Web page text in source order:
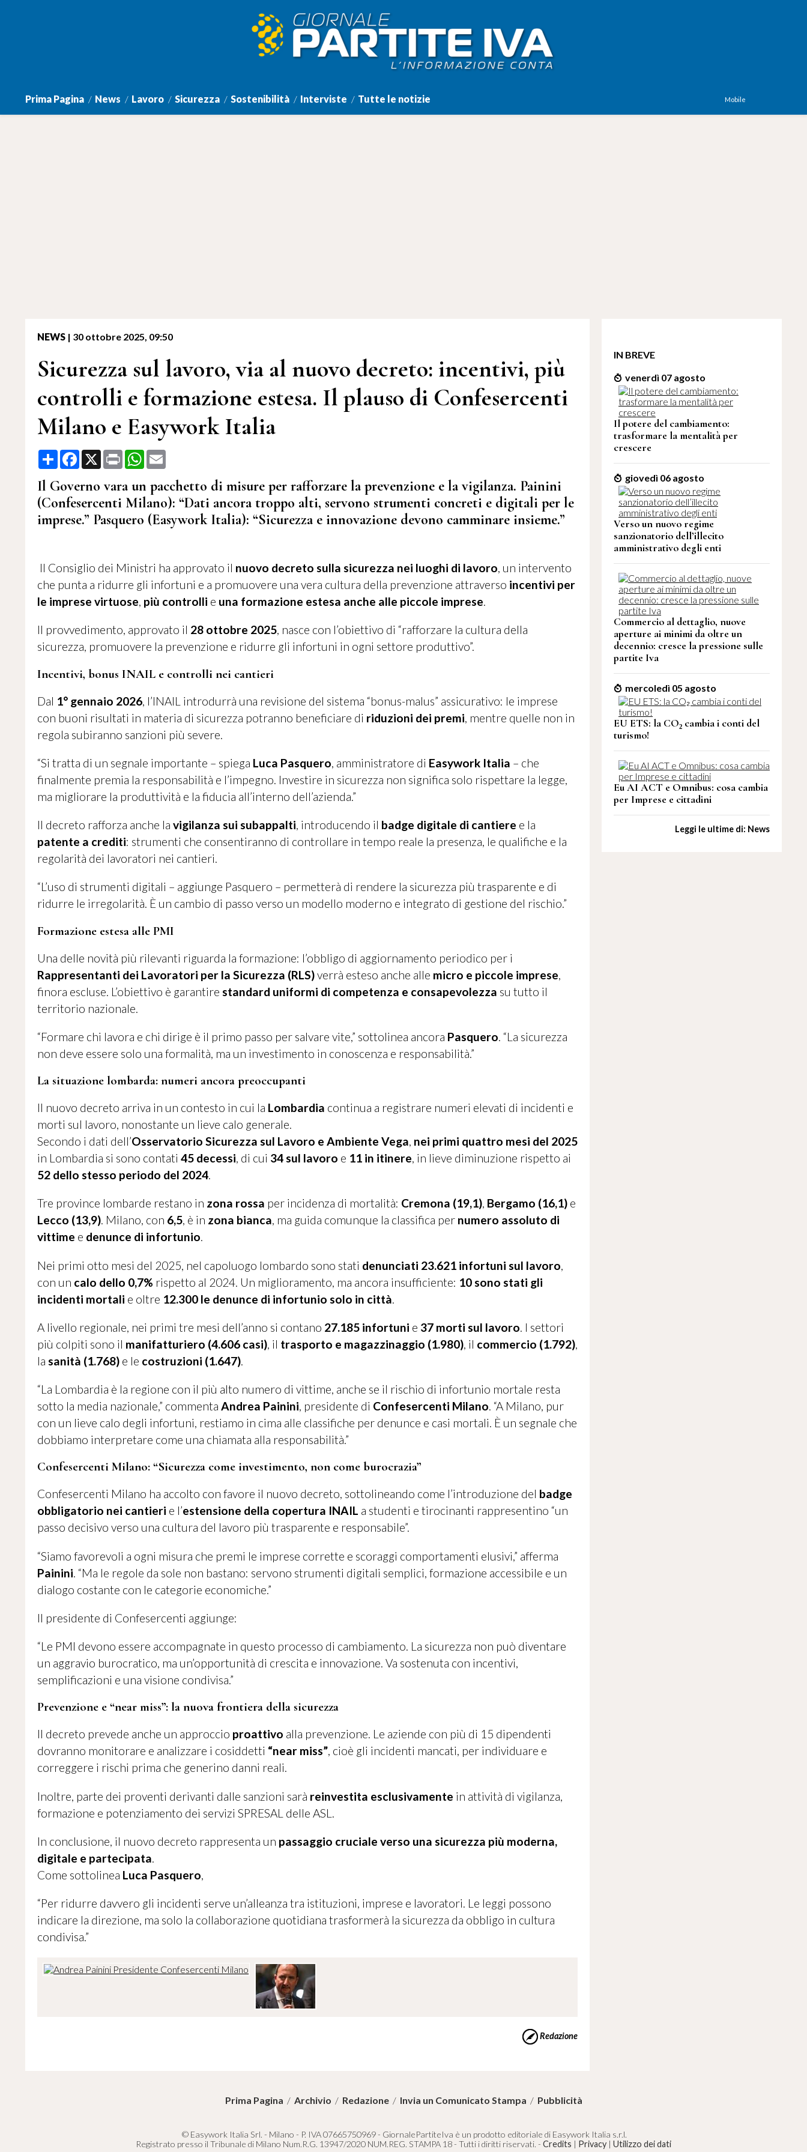
Prima Pagina News Lavoro Sicurezza Sostenibilità Interviste Tutte le notizie Mobile
NEWS | 30 ottobre 2025, 09:50
Sicurezza sul lavoro, via al nuovo decreto: incentivi, più
controlli e formazione estesa. Il plauso di Confesercenti
Milano e Easywork Italia
Share Facebook
X Print WhatsApp
Il Governo vara un pacchetto di misure per rafforzare la prevenzione e la vigilanza. Painini
(Confesercenti Milano): “Dati ancora troppo alti, servono strumenti concreti e digitali per le
imprese.” Pasquero (Easywork Italia): “Sicurezza e innovazione devono camminare insieme.”
Il Consiglio dei Ministri ha approvato il nuovo decreto sulla sicurezza nei luoghi di lavoro, un intervento
che punta a ridurre gli infortuni e a promuovere una vera cultura della prevenzione attraverso incentivi per
le imprese virtuose, più controlli e una formazione estesa anche alle piccole imprese.
Il provvedimento, approvato il 28 ottobre 2025, nasce con l’obiettivo di “rafforzare la cultura della
sicurezza, promuovere la prevenzione e ridurre gli infortuni in ogni settore produttivo”.
Incentivi, bonus INAIL e controlli nei cantieri
Dal 1° gennaio 2026, l’INAIL introdurrà una revisione del sistema “bonus-malus” assicurativo: le imprese
con buoni risultati in materia di sicurezza potranno beneficiare di riduzioni dei premi, mentre quelle non in
regola subiranno sanzioni più severe.
“Si tratta di un segnale importante – spiega Luca Pasquero, amministratore di Easywork Italia – che
finalmente premia la responsabilità e l’impegno. Investire in sicurezza non significa solo rispettare la legge,
ma migliorare la produttività e la fiducia all’interno dell’azienda.”
Il decreto rafforza anche la vigilanza sui subappalti, introducendo il badge digitale di cantiere e la
patente a crediti: strumenti che consentiranno di controllare in tempo reale la presenza, le qualifiche e la
regolarità dei lavoratori nei cantieri.
“L’uso di strumenti digitali – aggiunge Pasquero – permetterà di rendere la sicurezza più trasparente e di
ridurre le irregolarità. È un cambio di passo verso un modello moderno e integrato di gestione del rischio.”
Formazione estesa alle PMI
Una delle novità più rilevanti riguarda la formazione: l’obbligo di aggiornamento periodico per i
Rappresentanti dei Lavoratori per la Sicurezza (RLS)verrà esteso anche alle micro e piccole imprese,
finora escluse. L’obiettivo è garantire standard uniformi di competenza e consapevolezza su tutto il
territorio nazionale.
“Formare chi lavora e chi dirige è il primo passo per salvare vite,” sottolinea ancora Pasquero. “La sicurezza
non deve essere solo una formalità, ma un investimento in conoscenza e responsabilità.”
La situazione lombarda: numeri ancora preoccupanti
Il nuovo decreto arriva in un contesto in cui la Lombardia continua a registrare numeri elevati di incidenti e
morti sul lavoro, nonostante un lieve calo generale.
Secondo i dati dell’Osservatorio Sicurezza sul Lavoro e Ambiente Vega, nei primi quattro mesi del 2025
in Lombardia si sono contati 45 decessi, di cui 34 sul lavoro e 11 in itinere, in lieve diminuzione rispetto ai
52 dello stesso periodo del 2024.
Tre province lombarde restano in zona rossa per incidenza di mortalità: Cremona (19,1), Bergamo (16,1) e
Lecco (13,9). Milano, con 6,5, è in zona bianca, ma guida comunque la classifica per numero assoluto di
vittime e denunce di infortunio.
Nei primi otto mesi del 2025, nel capoluogo lombardo sono stati denunciati 23.621 infortuni sul lavoro,
con un calo dello 0,7% rispetto al 2024. Un miglioramento, ma ancora insufficiente: 10 sono stati gli
incidenti mortali e oltre 12.300 le denunce di infortunio solo in città.
A livello regionale, nei primi tre mesi dell’anno si contano 27.185 infortuni e 37 morti sul lavoro. I settori
più colpiti sono il manifatturiero (4.606 casi), il trasporto e magazzinaggio (1.980), il commercio (1.792),
la sanità (1.768) e le costruzioni (1.647).
“La Lombardia è la regione con il più alto numero di vittime, anche se il rischio di infortunio mortale resta
sotto la media nazionale,” commenta Andrea Painini, presidente di Confesercenti Milano. “A Milano, pur
con un lieve calo degli infortuni, restiamo in cima alle classifiche per denunce e casi mortali. È un segnale che
dobbiamo interpretare come una chiamata alla responsabilità.”
Confesercenti Milano: “Sicurezza come investimento, non come burocrazia”
Confesercenti Milano ha accolto con favore il nuovo decreto, sottolineando come l’introduzione del badge
obbligatorio nei cantieri e l’estensione della copertura INAIL a studenti e tirocinanti rappresentino “un
passo decisivo verso una cultura del lavoro più trasparente e responsabile”.
“Siamo favorevoli a ogni misura che premi le imprese corrette e scoraggi comportamenti elusivi,” afferma
Painini . “Ma le regole da sole non bastano: servono strumenti digitali semplici, formazione accessibile e un
dialogo costante con le categorie economiche.”
Il presidente di Confesercenti aggiunge:
“Le PMI devono essere accompagnate in questo processo di cambiamento. La sicurezza non può diventare
un aggravio burocratico, ma un’opportunità di crescita e innovazione. Va sostenuta con incentivi,
semplificazioni e una visione condivisa.”
Prevenzione e “near miss”: la nuova frontiera della sicurezza
Il decreto prevede anche un approccio proattivo alla prevenzione. Le aziende con più di 15 dipendenti
dovranno monitorare e analizzare i cosiddetti “near miss”, cioè gli incidenti mancati, per individuare e
correggere i rischi prima che generino danni reali.
Inoltre, parte dei proventi derivanti dalle sanzioni sarà reinvestita esclusivamente in attività di vigilanza,
formazione e potenziamento dei servizi SPRESAL delle ASL.
In conclusione, il nuovo decreto rappresenta un passaggio cruciale verso una sicurezza più moderna,
digitale e partecipata.
Come sottolinea Luca Pasquero,
“Per ridurre davvero gli incidenti serve un’alleanza tra istituzioni, imprese e lavoratori. Le leggi possono
indicare la direzione, ma solo la collaborazione quotidiana trasformerà la sicurezza da obbligo in cultura
condivisa.”
Redazione
IN BREVE
venerdì 07 agosto
Il potere del cambiamento:
trasformare la mentalità per
crescere
giovedì 06 agosto
Verso un nuovo regime
sanzionatorio dell’illecito
amministrativo degli enti
Commercio al dettaglio, nuove
aperture ai minimi da oltre un
decennio: cresce la pressione sulle
partite Iva
mercoledì 05 agosto
EU ETS: la CO₂ cambia i conti del
turismo!
Eu AI ACT e Omnibus: cosa cambia
per Imprese e cittadini
Leggi le ultime di: News
Prima Pagina / Archivio / Redazione/ Invia un Comunicato Stampa / Pubblicità
© Easywork Italia Srl. - Milano - P. IVA 07665750969 - GiornalePartiteIva è un prodotto editoriale di Easywork Italia s.r.l.
Registrato presso il Tribunale di Milano Num.R.G. 13947/2020 NUM.REG. STAMPA 18 - Tutti i diritti riservati. - Credits | Privacy | Utilizzo dei dati